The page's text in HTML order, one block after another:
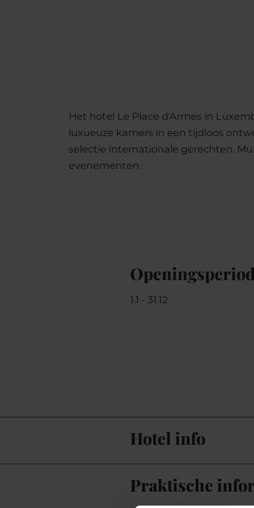
Het hotel Le Place d'Armes in
luxueuze kamers in een tijdloos
selectie internationale gerechten.
evenementen.
1.1 - 31.12
Hotel info
Praktische